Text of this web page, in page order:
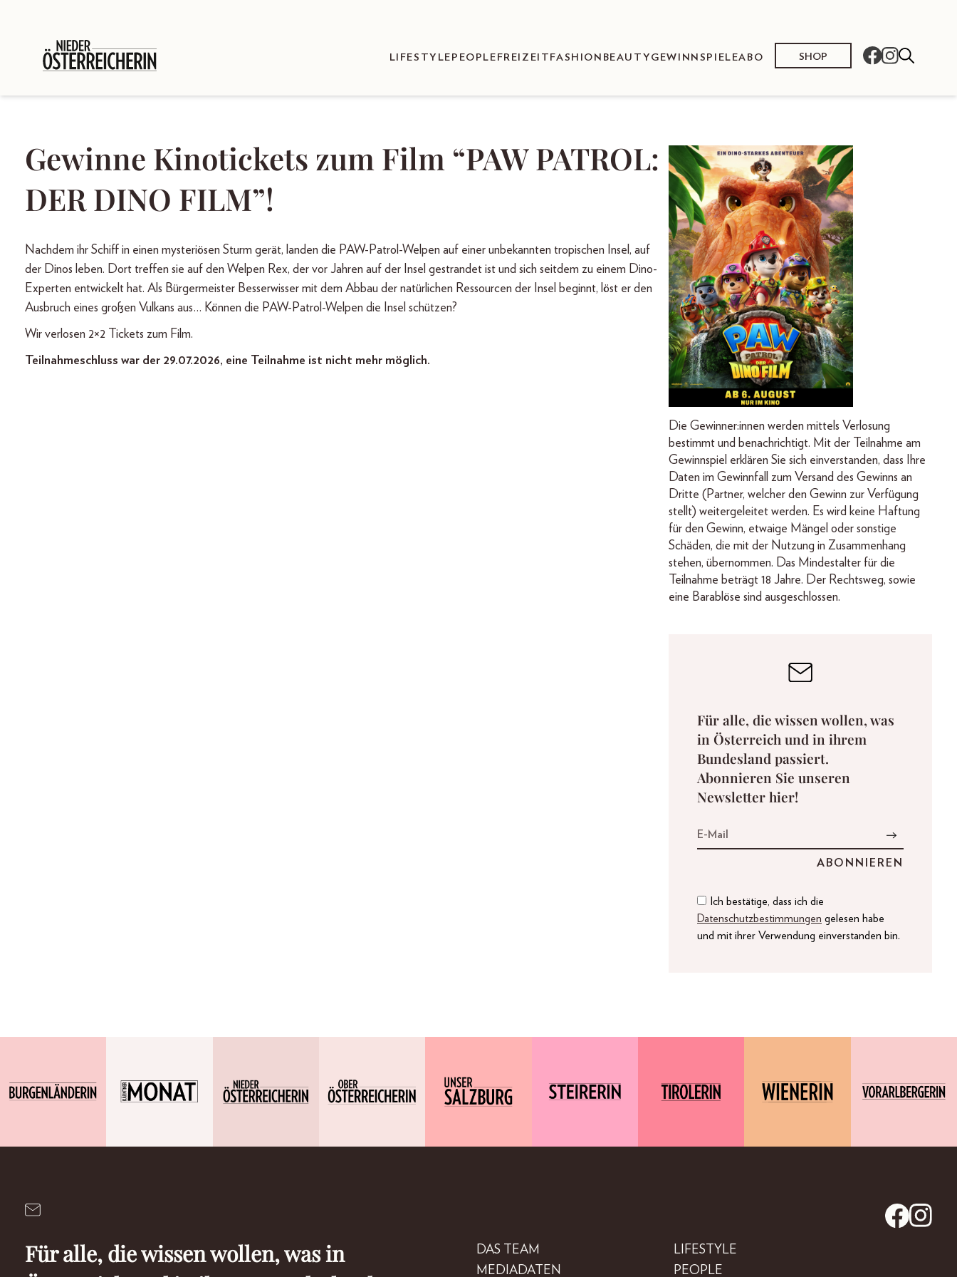
LIFESTYLE PEOPLE FREIZEIT FASHION BEAUTY GEWINNSPIELEABO SHOP
Gewinne Kinotickets zum Film “PAW PATROL:
DER DINO FILM”!
Nachdem ihr Schiff in einen mysteriösen Sturm gerät, landen die PAW-Patrol-Welpen auf einer unbekannten tropischen Insel, auf
der Dinos leben. Dort treffen sie auf den Welpen Rex, der vor Jahren auf der Insel gestrandet ist und sich seitdem zu einem Dino-
Experten entwickelt hat. Als Bürgermeister Besserwisser mit dem Abbau der natürlichen Ressourcen der Insel beginnt, löst er den
Ausbruch eines großen Vulkans aus… Können die PAW-Patrol-Welpen die Insel schützen?
Wir verlosen 2×2 Tickets zum Film.
Teilnahmeschluss war der 29.07.2026, eine Teilnahme ist nicht mehr möglich.
Die Gewinner:innen werden mittels Verlosung
bestimmt und benachrichtigt. Mit der Teilnahme am
Gewinnspiel erklären Sie sich einverstanden, dass Ihre
Daten im Gewinnfall zum Versand des Gewinns an
Dritte (Partner, welcher den Gewinn zur Verfügung
stellt) weitergeleitet werden. Es wird keine Haftung
für den Gewinn, etwaige Mängel oder sonstige
Schäden, die mit der Nutzung in Zusammenhang
stehen, übernommen. Das Mindestalter für die
Teilnahme beträgt 18 Jahre. Der Rechtsweg, sowie
eine Barablöse sind ausgeschlossen.
Für alle, die wissen wollen, was
in Österreich und in ihrem
Bundesland passiert.
Abonnieren Sie unseren
Newsletter hier!
Ich bestätige, dass ich die
Datenschutzbestimmungen gelesen habe
und mit ihrer Verwendung einverstanden bin.
Für alle, die wissen wollen, was in
DAS TEAM
MEDIADATEN
LIFESTYLE
PEOPLE